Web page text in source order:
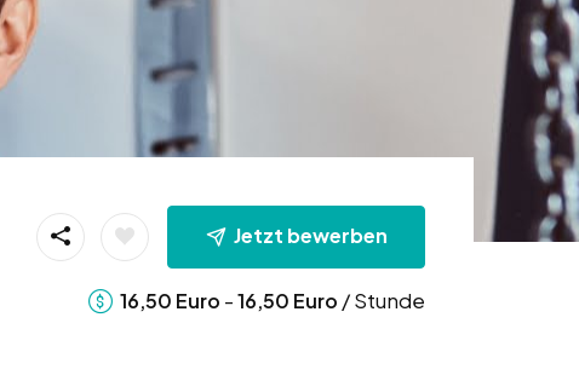
Jetzt bewerben
16,50 Euro -16,50 Euro / Stunde